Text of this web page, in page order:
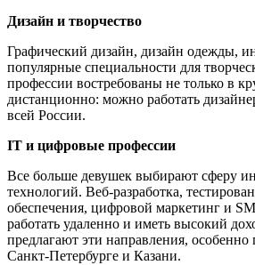
Дизайн и творчество
Графический дизайн, дизайн одежды,
популярные специальности для
профессии востребованы не только в
дистанционно: можно работать
всей России.
IT и цифровые профессии
Все больше девушек выбирают сферу
технологий. Веб-разработка,
обеспечения, цифровой маркетинг и
работать удаленно и иметь высокий
предлагают эти направления,
Санкт-Петербурге и Казани.